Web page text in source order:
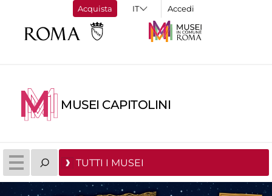
Acquista Accedi
MUSEI CAPITOLINI
TUTTI I MUSEI